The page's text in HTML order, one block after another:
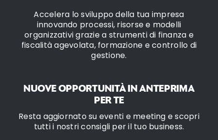
Accelera lo sviluppo della tua impresa
innovando processi, risorse e modelli
organizzativi grazie a strumenti di finanza e
fiscalità agevolata, formazione e controllo di
gestione.
NUOVE OPPORTUNITÀ IN ANTEPRIMA
PER TE
Resta aggiornato su eventi e meeting e scopri
tutti i nostri consigli per il tuo business.